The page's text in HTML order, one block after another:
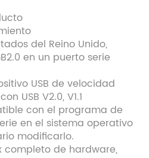
del Reino Unido,
en un puerto serie
USB de velocidad
USB V2.0, V1.1
con el programa de
en el sistema operativo
modificarlo.
completo de hardware,